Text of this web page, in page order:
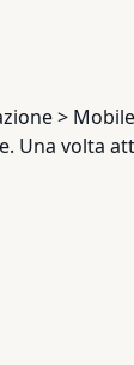
>
Una volta